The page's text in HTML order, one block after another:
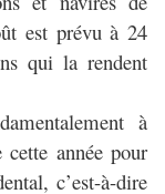
est prévu à 24
qui la rendent
à
année pour
c’est-à-dire